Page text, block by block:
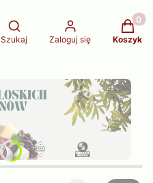
Otwórz wyszukiwarkę
Szukaj Zaloguj się Koszyk